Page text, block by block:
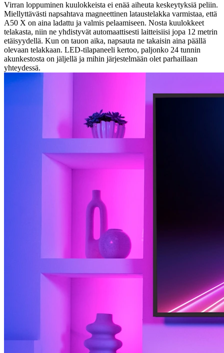
Virran loppuminen kuulokkeista ei enää aiheuta keskeytyksiä peliin.
Miellyttävästi napsahtava magneettinen lataustelakka varmistaa, että
A50 X on aina ladattu ja valmis pelaamiseen. Nosta kuulokkeet
telakasta, niin ne yhdistyvät automaattisesti laitteisiisi jopa 12 metrin
etäisyydellä. Kun on tauon aika, napsauta ne takaisin aina päällä
olevaan telakkaan. LED-tilapaneeli kertoo, paljonko 24 tunnin
akunkestosta on jäljellä ja mihin järjestelmään olet parhaillaan
yhteydessä.